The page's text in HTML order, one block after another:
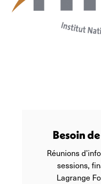
Besoin
Réunions
sessions,
Lagrange